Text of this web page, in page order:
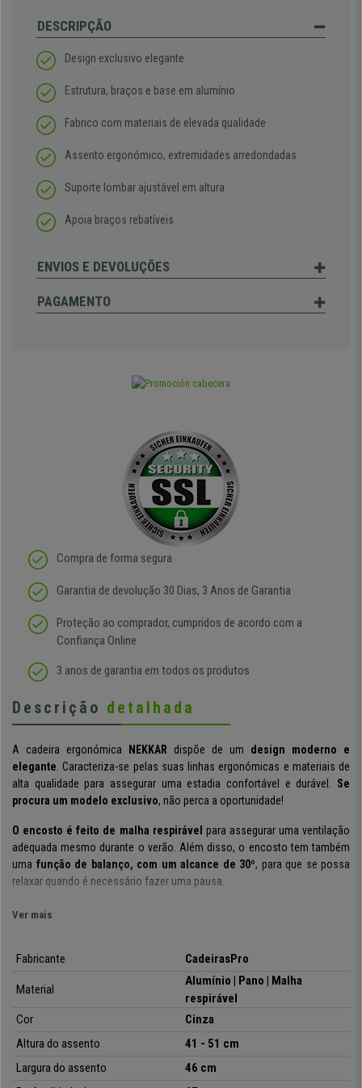
DESCRIPÇÃO
Design exclusivo elegante
Estrutura, braços e base em alumínio
Fabrico com materiais de elevada qualidade
Assento ergonómico, extremidades arredondadas
Suporte lombar ajustável em altura
Apoia braços rebatíveis
ENVIOS E DEVOLUÇÕES
PAGAMENTO
Compra de forma segura
Garantia de devolução 30 Dias, 3 Anos de Garantia
Proteção ao comprador, cumpridos de acordo com a
Confiança Online
3 anos de garantia em todos os produtos
Descrição detalhada
A cadeira ergonómica NEKKAR dispõe de um design moderno e
elegante . Caracteriza-se pelas suas linhas ergonómicas e materiais de
alta qualidade para assegurar uma estadia confortável e durável. Se
procura um modelo exclusivo, não perca a oportunidade!
O encosto é feito de malha respirável para assegurar uma ventilação
adequada mesmo durante o verão. Além disso, o encosto tem também
uma função de balanço, com um alcance de 30º, para que se possa
relaxar quando é necessário fazer uma pausa.
Esta cadeira está equipada com um
longo do tempo.
Os apoios de braços
podem ser confortavelmente
revestidos em pele sintética
feita de
e proporciona a estabilidade certa a um
nível funcional.
O seuassentotem um
acolchoado de alta densidade e bordas
Ver mais
Fabricante CadeirasPro
Material
Alumínio | Pano | Malha
respirável
Cor
Cinza
Altura do assento
41 - 51 cm
Largura do assento
46 cm